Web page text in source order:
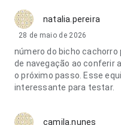
natalia.pereira
28 de maio de 2026
número do bicho
de navegação ao conferir
o próximo passo. Esse
interessante para testar.
camila.nunes